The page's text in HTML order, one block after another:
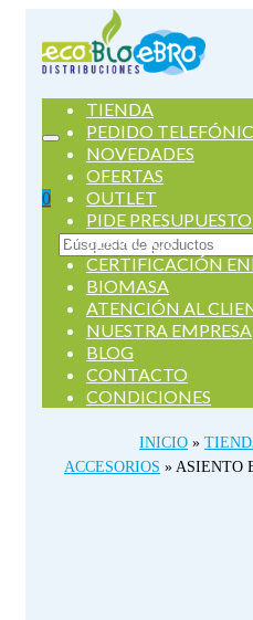
0
Buscar
por:
TIENDA
PEDIDO
NOVEDADES
OFERTAS
OUTLET
PIDE PRESUPUESTO
SERVICIOS
CERTIFICACIÓN
BIOMASA
ATENCIÓN AL
NUESTRA EMPRESA
BLOG
CONTACTO
CONDICIONES
INICIO »
ACCESORIOS » ASIENTO